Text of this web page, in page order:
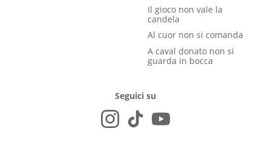
Il gioco non vale la
candela
Al cuor non si comanda
A caval donato non si
guarda in bocca
Seguici su